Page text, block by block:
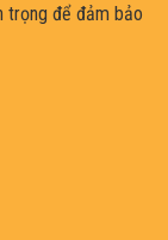
trọng để đảm bảo